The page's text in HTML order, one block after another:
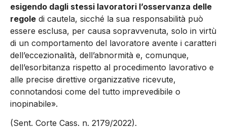
esigendo dagli stessi lavoratori l’osservanza delle
regole di cautela, sicché la sua responsabilità può
essere esclusa, per causa sopravvenuta, solo in virtù
di un comportamento del lavoratore avente i caratteri
dell’eccezionalità, dell’abnormità e, comunque,
dell’esorbitanza rispetto al procedimento lavorativo e
alle precise direttive organizzative ricevute,
connotandosi come del tutto imprevedibile o
inopinabile».
(Sent. Corte Cass. n. 2179/2022).